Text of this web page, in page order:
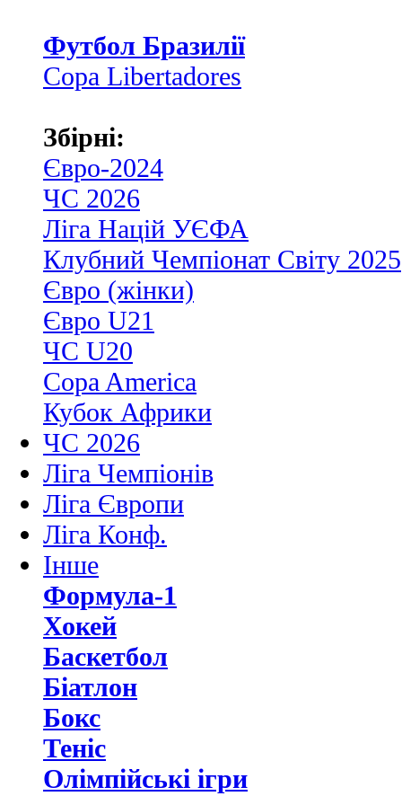
Футбол Бразилії
Copa Libertadores
Збірні:
Євро-2024
ЧС 2026
Ліга Націй УЄФА
Клубний Чемпіонат Світу 2025
Євро (жінки)
Євро U21
ЧС U20
Copa America
Кубок Африки
ЧС 2026
Ліга Чемпіонів
Ліга Європи
Ліга Конф.
Інше
Формула-1
Хокей
Баскетбол
Біатлон
Бокс
Теніс
Олімпійські ігри